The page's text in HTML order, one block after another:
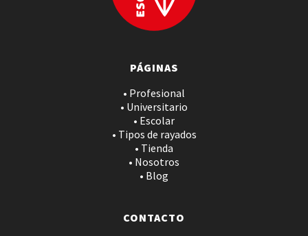
PÁGINAS
• Profesional
• Universitario
• Escolar
• Tipos de rayados
• Tienda
• Nosotros
• Blog
CONTACTO